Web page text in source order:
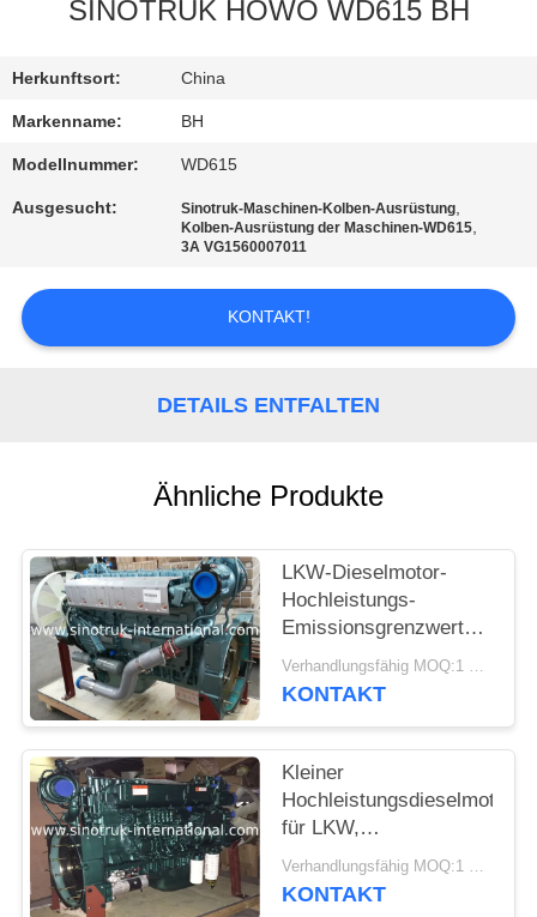
MIT
UNS
BITTE
EIN
ANGEBOT
SINOTRUK HOWO WD615 BH
Herkunftsort: China
Markenname: BH
Modellnummer: WD615
Ausgesucht: Sinotruk-Maschinen-Kolben-Ausrüstung,
Kolben-Ausrüstung der Maschinen-WD615,
3A VG1560007011
KONTAKT!
DETAILS ENTFALTEN
Ähnliche Produkte
LKW-Dieselmotor-
Hochleistungs-
Emissionsgrenzwert
Euro2 WD615.47
371HP
Verhandlungsfähig MOQ:1 EINHEIT
KONTAKT
Kleiner
Hochleistungsdieselmotor
für LKW,
leistungsfähigster
Diesel-halb Lkw-Motor
Verhandlungsfähig MOQ:1 EINHEIT
KONTAKT